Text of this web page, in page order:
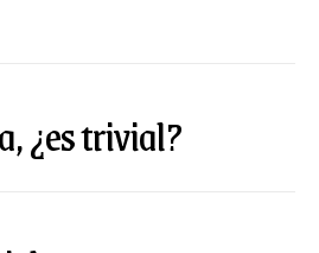
¿es trivial?